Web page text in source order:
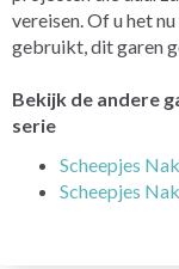
vereisen. Of u het
gebruikt, dit garen
Bekijk de andere
serie
Scheepjes
Scheepjes